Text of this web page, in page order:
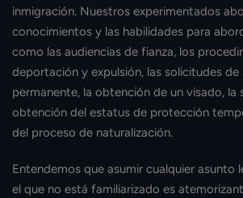
inmigración. Nuestros experimentados
conocimientos y las habilidades para
como las audiencias de fianza, los
deportación y expulsión, las solicitudes de
permanente, la obtención de un visado, la
obtención del estatus de protección
del proceso de naturalización.
Entendemos que asumir cualquier asunto
el que no está familiarizado es